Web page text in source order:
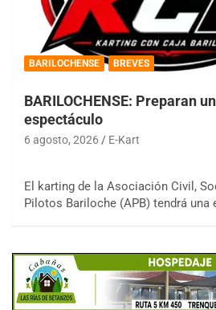
BARILOCHENSE BREVES
BARILOCHENSE: Preparan
espectáculo
6 agosto, 2026 E-Kart
El karting de la Asociación Civil,
Pilotos Bariloche (APB) tendrá una